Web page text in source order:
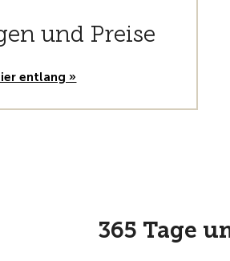
und Preise
entlang »
365 Tage